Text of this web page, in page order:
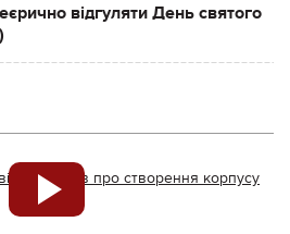
відгуляти День святого